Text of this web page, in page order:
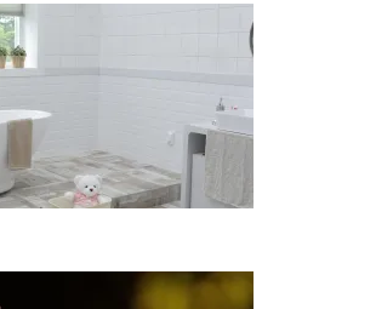
vežimėliui vonią?
2026-05-12